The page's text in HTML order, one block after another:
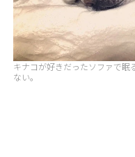
キナコが好きだったソファで眠
ない。